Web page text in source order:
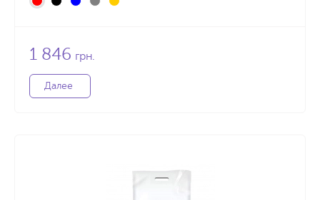
1 846 грн.
Далее